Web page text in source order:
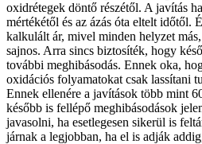
oxidrétegek döntő részétől. A javítás
mértékétől és az ázás óta eltelt időtől.
kalkulált ár, mivel minden helyzet
sajnos. Arra sincs biztosíték, hogy
további meghibásodás. Ennek oka,
oxidációs folyamatokat csak lassítani
Ennek ellenére a javítások több mint
később is fellépő meghibásodások
javasolni, ha esetlegesen sikerül is
járnak a legjobban, ha el is adják